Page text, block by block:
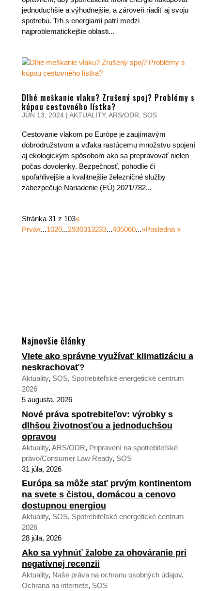
jednoduchšie a výhodnejšie, a zároveň riadiť aj svoju
spotrebu. Trh s energiami patrí medzi
najproblematickejšie oblasti...
Dlhé meškanie vlaku? Zrušený spoj? Problémy s
kúpou cestovného lístka?
JÚN 13, 2024| AKTUALITY, ARS/ODR SOS
Cestovanie vlakom po Európe je zaujímavým
dobrodružstvom a vďaka rastúcemu množstvu spojení
aj ekologickým spôsobom ako sa prepravovať nielen
počas dovolenky. Bezpečnosť, pohodlie či
spoľahlivejšie a kvalitnejšie železničné služby
zabezpečuje Nariadenie (EÚ) 2021/782...
Stránka 31 z 103«
Prvá«...1020...2930313233...405060...»Posledná »
Najnovšie články
Viete ako správne využívať klimatizáciu a
neskrachovať?
Aktuality, SOS, Spotrebiteľské energetické centrum
2026
5 augusta, 2026
Nové práva spotrebiteľov: výrobky s
dlhšou životnosťou a jednoduchšou
opravou
Aktuality, ARS/ODR, Pripravení na spotrebiteľské
právo/Consumer Law Ready, SOS
31 júla, 2026
Európa sa môže stať prvým kontinentom
na svete s čistou, domácou a cenovo
dostupnou energiou
Aktuality, SOS, Spotrebiteľské energetické centrum
2026
28 júla, 2026
Ako sa vyhnúť žalobe za ohováranie pri
negatívnej recenzii
Aktuality, Naše práva na ochranu osobných údajov,
Ochrana na internete, SOS